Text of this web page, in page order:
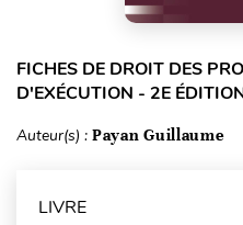
FICHES DE DROIT DES
D'EXÉCUTION - 2E
Auteur(s) : Payan Guillaume
LIVRE